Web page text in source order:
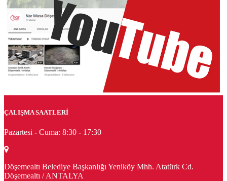
ÇALIŞMA SAATLERİ
Pazartesi - Cuma: 8:30 - 17:30
Döşemealtı Belediye Başkanlığı Yeniköy Mhh. Atatürk Cd.
Döşemealtı / ANTALYA